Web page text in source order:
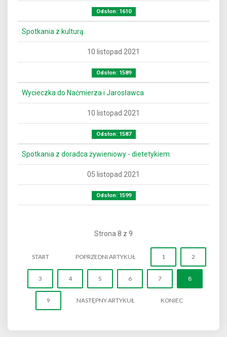
Odsłon: 1610
Spotkania z kulturą.
10 listopad 2021
Odsłon: 1589
Wycieczka do Naćmierza i Jarosławca
10 listopad 2021
Odsłon: 1587
Spotkania z doradca żywieniowy - dietetykiem.
05 listopad 2021
Odsłon: 1599
Strona 8 z 9
START POPRZEDNI ARTYKUŁ 1 2
3 4 5 6 7 8
9 NASTĘPNY ARTYKUŁ KONIEC